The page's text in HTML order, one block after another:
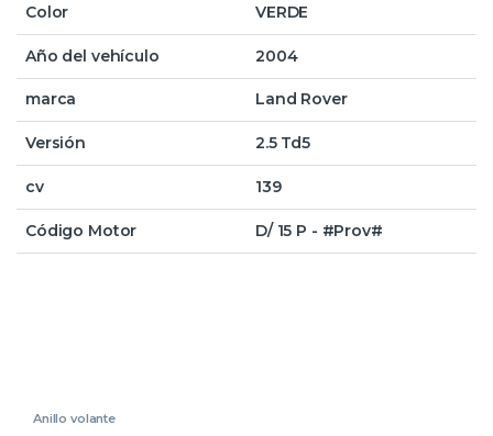
Color VERDE
Año del vehículo 2004
marca Land Rover
Versión 2.5 Td5
cv 139
Código Motor D/ 15 P - #Prov#
Anillo volante